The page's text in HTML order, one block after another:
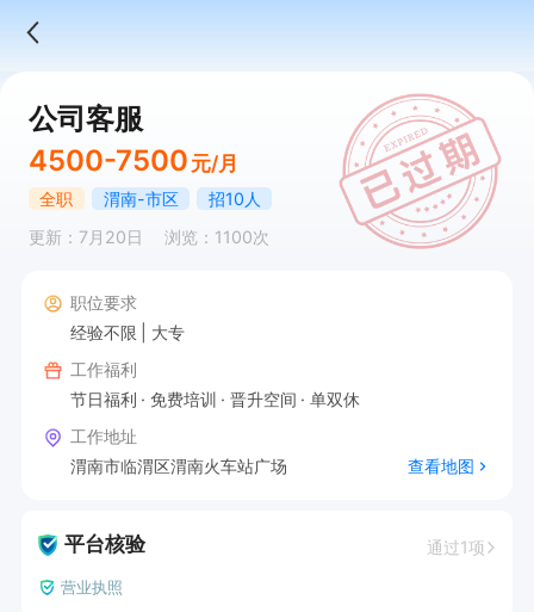
公司客服
4500-7500 元/月
全职 渭南-市区
招10人
更新：7月20日
浏览：1100次
职位要求
经验不限
大专
工作福利
节日福利
免费培训 晋升空间
单双休
工作地址
渭南市临渭区渭南火车站广场
查看地图
平台核验 通过1项
营业执照